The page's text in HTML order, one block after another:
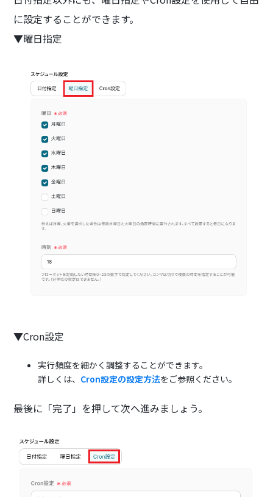
に設定することができます。
▼曜日指定
▼Cron設定
実行頻度を細かく調整することができます。
詳しくは、 Cron設定の設定方法をご参照ください。
最後に「完了」を押して次へ進みましょう。